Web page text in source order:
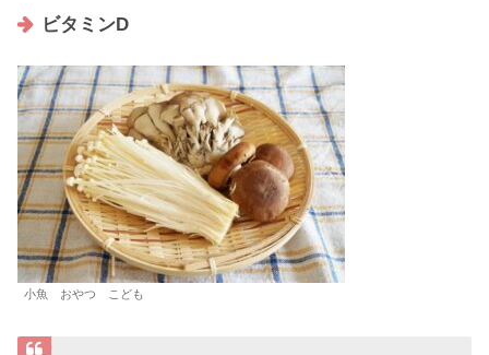
ビタミンD
小魚 おやつ こども